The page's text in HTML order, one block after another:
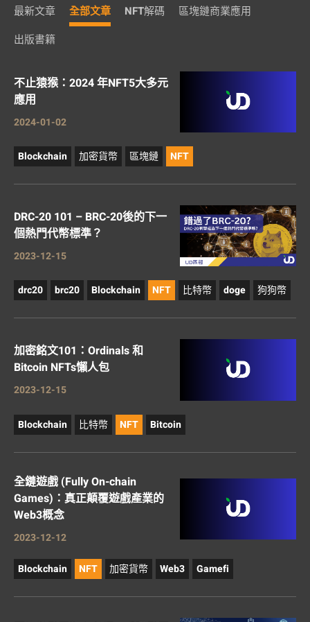
最新文章 全部文章 NFT解碼
區塊鏈商業應用
出版書籍
不止猿猴：2024 年NFT5大多元
應用
2024-01-02
Blockchain 加密貨幣 區塊鏈 NFT
DRC-20 101 – BRC-20後的下一
個熱門代幣標準？
2023-12-15
drc20 brc20 Blockchain NFT 比特幣 doge 狗狗幣
加密銘文101：Ordinals 和
Bitcoin NFTs懶人包
2023-12-15
Blockchain 比特幣 NFT Bitcoin
全鏈遊戲 (Fully On-chain
Games)：真正顛覆遊戲產業的
Web3概念
2023-12-12
Blockchain NFT 加密貨幣 Web3 Gamefi